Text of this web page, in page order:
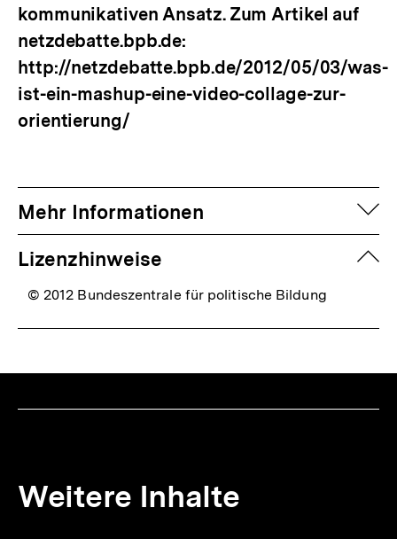
kommunikativen Ansatz. Zum Artikel auf
netzdebatte.bpb.de:
http://netzdebatte.bpb.de/2012/05/03/was-
ist-ein-mashup-eine-video-collage-zur-
orientierung/
Mehr Informationen
Lizenzhinweise
© 2012 Bundeszentrale für politische Bildung
Weitere Inhalte